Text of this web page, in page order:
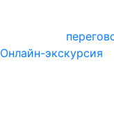
Онлайн-экскурсия